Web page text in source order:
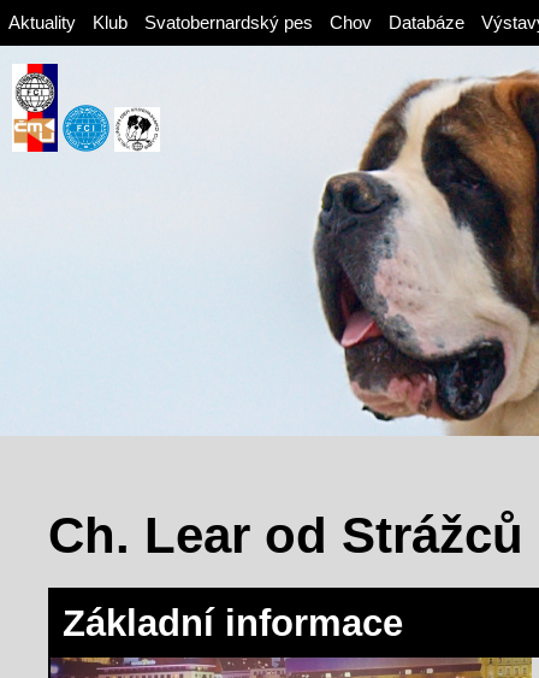
Aktuality Klub Svatobernardský pes Chov Databáze
Ch. Lear od
Základní informace